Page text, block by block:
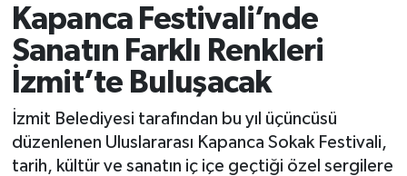
Kapanca Festivali’nde
Sanatın Farklı Renkleri
İzmit’te Buluşacak
İzmit Belediyesi tarafından bu yıl üçüncüsü
düzenlenen Uluslararası Kapanca Sokak Festivali,
tarih, kültür ve sanatın iç içe geçtiği özel sergilere